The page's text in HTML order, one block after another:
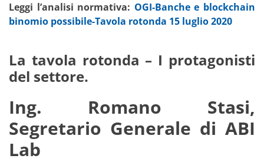
Leggi l’analisi normativa: OGI-Banche e blockchain
binomio possibile-Tavola rotonda 15 luglio 2020
La tavola rotonda – I protagonisti
del settore.
Ing. Romano Stasi,
Segretario Generale di ABI
Lab